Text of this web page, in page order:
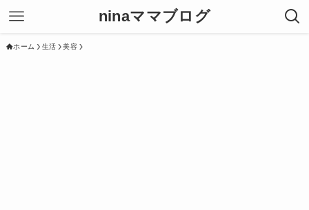
ninaママブログ
ホーム 生活 美容